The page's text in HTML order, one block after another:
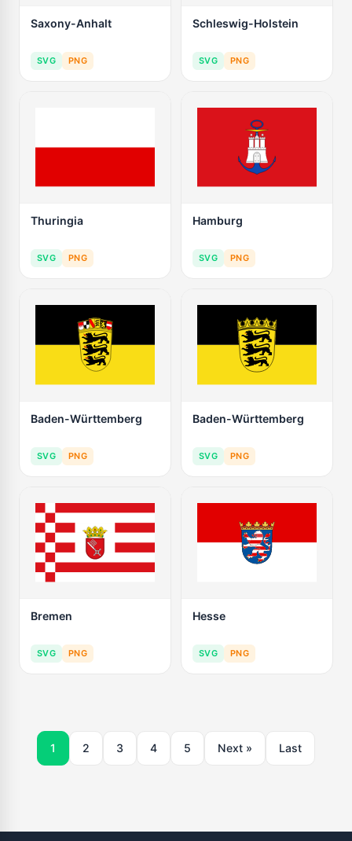
Saxony-Anhalt
SVG PNG
Schleswig-Holstein
SVG PNG
Thuringia
SVG PNG
Hamburg
SVG PNG
Baden-Württemberg
SVG PNG
Baden-Württemberg
SVG PNG
Bremen
SVG PNG
Hesse
SVG PNG
1 2 3 4 5 Next » Last